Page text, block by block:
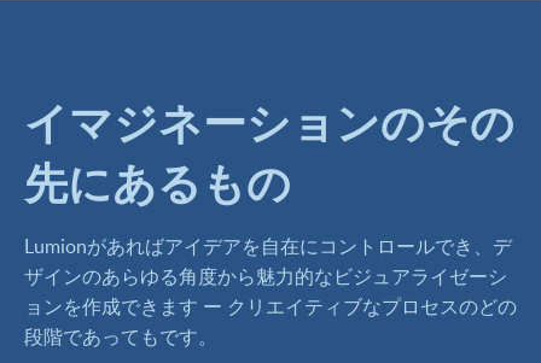
イマジネーションのその
先にあるもの
Lumionがあればアイデアを自在にコントロールでき、デ
ザインのあらゆる角度から魅力的なビジュアライゼーシ
ョンを作成できます ー クリエイティブなプロセスのどの
段階であってもです。